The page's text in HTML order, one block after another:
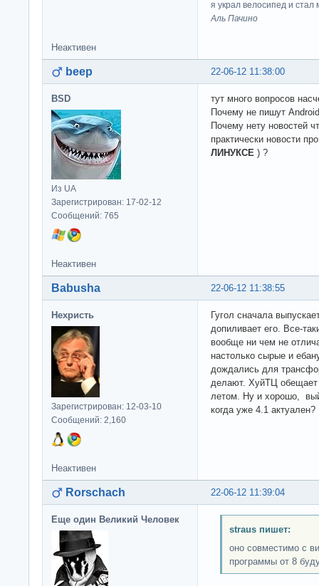
я украл велосипед и стал
Аль Пачино
Неактивен
22-06-12 11:38:00
beep
BSD
Из UA
Зарегистрирован: 17-02-12
Сообщений: 765
тут много вопросов
Почему не пишут
Почему нету новостей
практически новости
ЛИНУКСЕ ) ?
Неактивен
22-06-12 11:38:55
Babusha
Нехристь
Зарегистрирован: 12-03-10
Сообщений: 2,160
Гугол сначала
допиливает его. Все-
вообще ни чем не
настолько сырые и
дождались для
делают. ХуйТЦ обещает
летом. Ну и хорошо,
когда уже 4.1 актуален?
Неактивен
22-06-12 11:39:04
Rorschach
Еще один Великий Человек
straus пишет:
оно совместимо с
программы от 8